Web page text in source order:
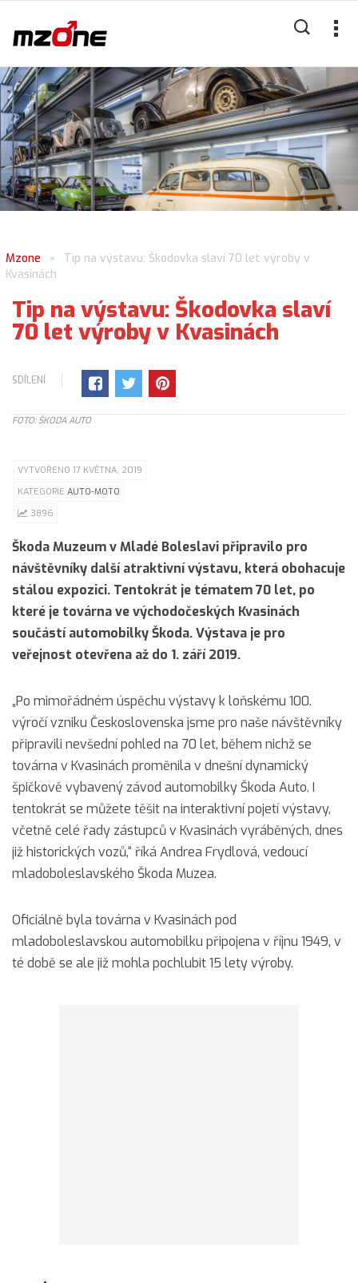
Mzone >
Tip na výstavu: Škodovka slaví 70 let výroby v
Kvasinách
Tip na výstavu: Škodovka slaví
70 let výroby v Kvasinách
SDÍLENÍ
FOTO: ŠKODA AUTO
VYTVOŘENO 17 KVĚTNA, 2019
KATEGORIE AUTO-MOTO
3896
Škoda Muzeum v Mladé Boleslavi připravilo pro
návštěvníky další atraktivní výstavu, která obohacuje
stálou expozici. Tentokrát je tématem 70 let, po
které je továrna ve východočeských Kvasinách
součástí automobilky Škoda. Výstava je pro
veřejnost otevřena až do 1. září 2019.
„Po mimořádném úspěchu výstavy k loňskému 100.
výročí vzniku Československa jsme pro naše návštěvníky
připravili nevšední pohled na 70 let, během nichž se
továrna v Kvasinách proměnila v dnešní dynamický
špičkově vybavený závod automobilky Škoda Auto. I
tentokrát se můžete těšit na interaktivní pojetí výstavy,
včetně celé řady zástupců v Kvasinách vyráběných, dnes
již historických vozů,“ říká Andrea Frydlová, vedoucí
mladoboleslavského Škoda Muzea.
Oficiálně byla továrna v Kvasinách pod
mladoboleslavskou automobilku připojena v říjnu 1949, v
té době se ale již mohla pochlubit 15 lety výroby.